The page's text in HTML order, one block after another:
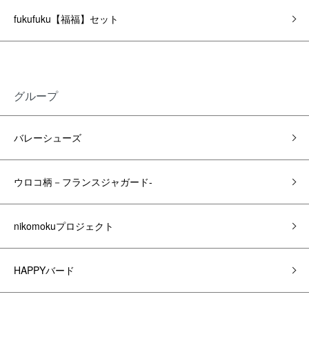
fukufuku【福福】セット
グループ
バレーシューズ
ウロコ柄－フランスジャガード-
nikomokuプロジェクト
HAPPYバード